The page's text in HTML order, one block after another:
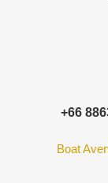
+66
Boat